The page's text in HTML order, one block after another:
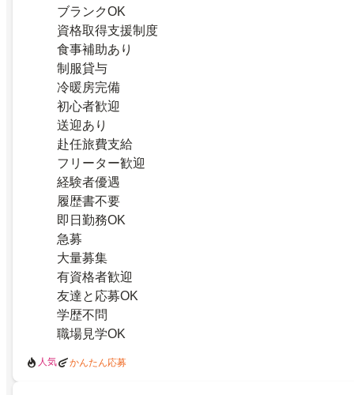
ブランクOK
資格取得支援制度
食事補助あり
制服貸与
冷暖房完備
初心者歓迎
送迎あり
赴任旅費支給
フリーター歓迎
経験者優遇
履歴書不要
即日勤務OK
急募
大量募集
有資格者歓迎
友達と応募OK
学歴不問
職場見学OK
人気 かんたん応募